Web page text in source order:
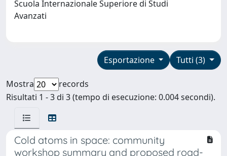
Scuola Internazionale Superiore di Studi
Avanzati
Tutti (3)
Esportazione
Mostra
records
Risultati 1 - 3 di 3 (tempo di esecuzione: 0.004 secondi).
Cold atoms in space: community
workshop summary and proposed road-